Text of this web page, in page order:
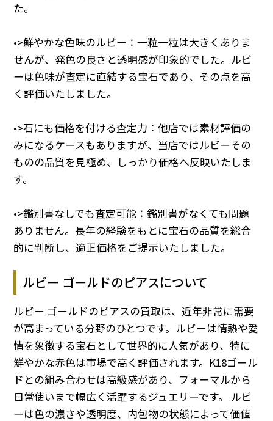
た。
•>鮮やかな色味のルビー：一粒一粒は大きくありま
せんが、発色の良さと透明感が印象的でした。ルビ
ーは色味が査定に直結する宝石であり、その点を高
く評価いたしました。
•>石にも価格を付ける査定力：他店では素材評価の
みになるケースもありますが、当店ではルビーその
ものの品質を見極め、しっかり価格へ反映いたしま
す。
•>鑑別書なしでも査定可能：鑑別書がなくても問題
ありません。長年の経験をもとに宝石の品質を総合
的に判断し、適正価格をご提示いたしました。
ルビー ゴールドのピアスについて
ルビー ゴールドのピアスの買取は、近年非常に需要
が高まっている分野のひとつです。ルビーは情熱や愛
情を象徴する宝石として世界的に人気があり、特に
鮮やかな赤色は市場で高く評価されます。K18ゴール
ドとの組み合わせは高級感があり、フォーマルから
日常使いまで幅広く活躍するジュエリーです。 ルビ
ーは色の濃さや透明度、内包物の状態によって価値